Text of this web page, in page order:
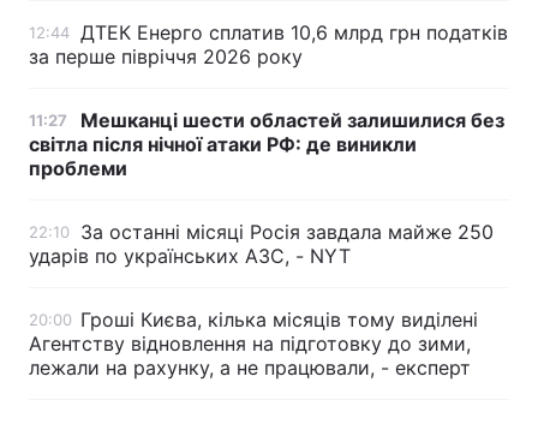
Відео з Youtube Статті
Архів Вакансії
Контакти
Послуги
12:44 ДТЕК Енерго сплатив 10,6 млрд грн податків
за перше півріччя 2026 року
11:27
Мешканці шести областей залишилися без
світла після нічної атаки РФ: де виникли
проблеми
22:10
За останні місяці Росія завдала майже 250
ударів по українських АЗС, - NYT
20:00 Гроші Києва, кілька місяців тому виділені
Агентству відновлення на підготовку до зими,
лежали на рахунку, а не працювали, - експерт